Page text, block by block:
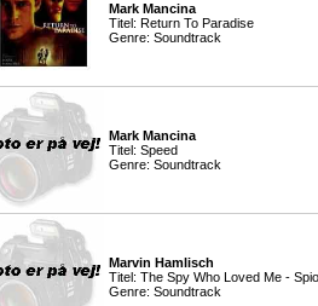
Mark Mancina
Titel: Return To Paradise
Genre: Soundtrack
Mark Mancina
Titel: Speed
Genre: Soundtrack
Marvin Hamlisch
Titel: The Spy Who Loved Me -
Genre: Soundtrack